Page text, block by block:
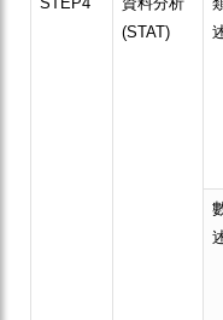
(STAT)